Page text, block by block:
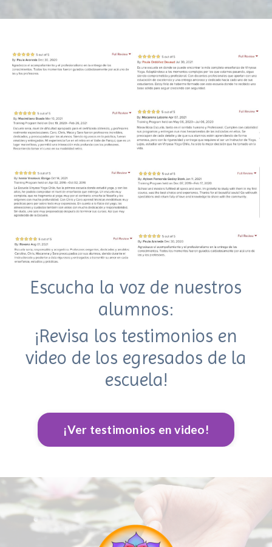
Escucha la voz de nuestros
alumnos:
¡Revisa los testimonios en
video de los egresados de la
escuela!
¡Ver testimonios en video!